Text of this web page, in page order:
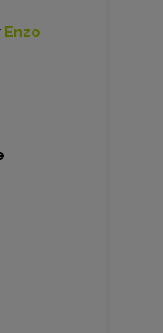
Enzo